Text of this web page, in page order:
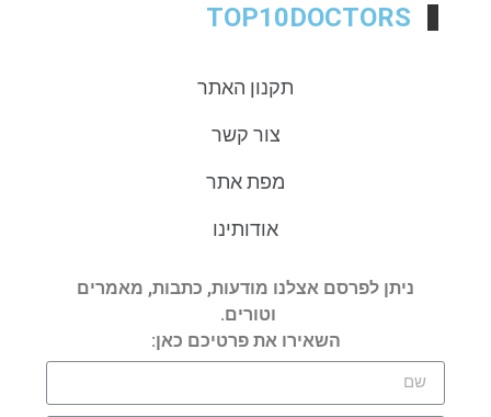
TOP10DOCTORS
תקנון האתר
צור קשר
מפת אתר
אודותינו
ניתן לפרסם אצלנו מודעות, כתבות, מאמרים
וטורים.
השאירו את פרטיכם כאן: